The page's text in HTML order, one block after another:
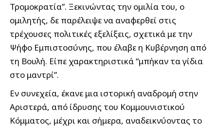
Τρομοκρατία”. Ξεκινώντας την ομιλία του, ο
ομιλητής, δε παρέλειψε να αναφερθεί στις
τρέχουσες πολιτικές εξελίξεις, σχετικά με την
Ψήφο Εμπιστοσύνης, που έλαβε η Κυβέρνηση από
τη Βουλή. Είπε χαρακτηριστικά “μπήκαν τα γίδια
στο μαντρί”.
Εν συνεχεία, έκανε μια ιστορική αναδρομή στην
Αριστερά, από ίδρυσης του Κομμουνιστικού
Κόμματος, μέχρι και σήμερα, αναδεικνύοντας το